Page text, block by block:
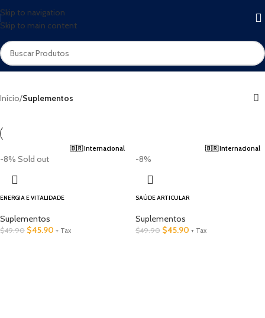
Skip to navigation
Skip to main content
Início/Suplementos
🇧🇷 Internacional
-8% Sold out
ENERGIA E VITALIDADE
Suplementos
$49.90 $45.90 + Tax
🇧🇷 Internacional
-8%
​SAÚDE ARTICULAR
Suplementos
$49.90 $45.90 + Tax